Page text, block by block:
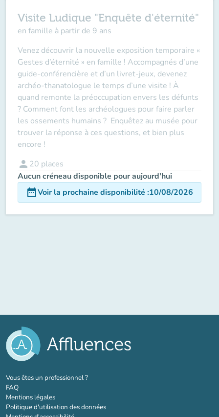
Visite Ludique "Enquête d'éternité"
en famille à partir de 9 ans
Venez découvrir la nouvelle exposition temporaire «
Gestes d’éternité » en famille ! Accompagnés d’une
guide-conférencière et d’un livret-jeux, devenez
archéo-thanatologue le temps d’une visite ! À
quand remonte la préoccupation envers les défunts
? Comment font les archéologues pour faire parler
les ossements humains ? Enquêtez au musée pour
trouver la réponse à ces questions, et bien plus
encore !
person 20 places
Aucun créneau disponible pour aujourd'hui
date_rangeVoir la prochaine disponibilité :10/08/2026
Vous êtes un professionnel ?(nouvel onglet)
FAQ
Mentions légales
Politique d'utilisation des données